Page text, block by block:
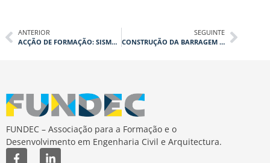
ANTERIOR
ACÇÃO DE FORMAÇÃO: SISMOS E TSUNAMIS
SEGUINTE
CONSTRUÇÃO DA BARRAGEM DE SEKLAFA, ARGÉLIA
FUNDEC – Associação para a Formação e o
Desenvolvimento em Engenharia Civil e Arquitectura.